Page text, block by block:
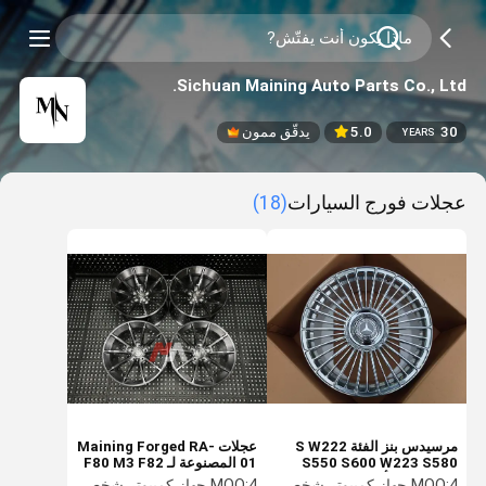
Sichuan Maining Auto Parts Co., Ltd.
30
YEARS
5.0 يدقّق ممون
عجلات فورج السيارات(18)
عجلات Maining Forged RA-
01 المصنوعة لـ F80 M3 F82
M4 F87 M2
مرسيدس بنز الفئة S W222
S550 S600 W223 S580
جنوط فورج أوتو